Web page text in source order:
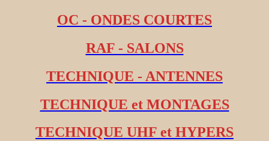
OC - ONDES COURTES
RAF - SALONS
TECHNIQUE - ANTENNES
TECHNIQUE et MONTAGES
TECHNIQUE UHF et HYPERS